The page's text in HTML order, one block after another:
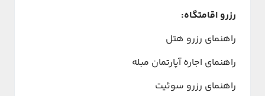
رزرو اقامتگاه:
راهنمای رزرو هتل
راهنمای اجاره آپارتمان مبله
راهنمای رزرو سوئیت